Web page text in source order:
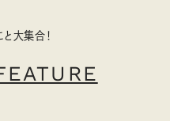
大集合！